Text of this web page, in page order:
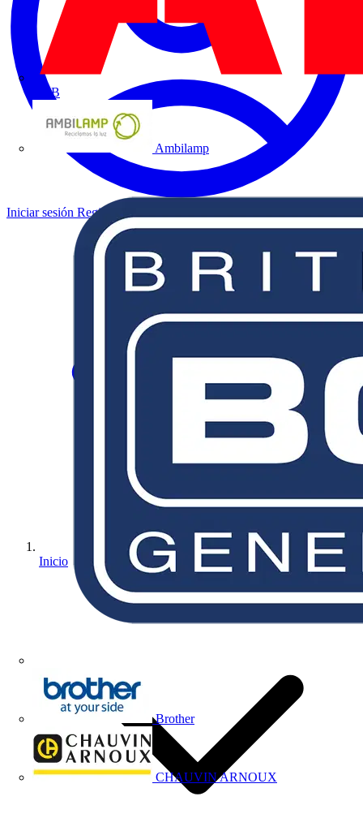
ABB
Ambilamp
Brother
CHAUVIN ARNOUX
Iniciar sesión Registrarse
Inicio